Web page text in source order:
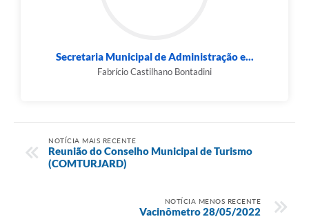
Secretaria Municipal de Administração e...
Fabrício Castilhano Bontadini
NOTÍCIA MAIS RECENTE
Reunião do Conselho Municipal de Turismo
(COMTURJARD)
NOTÍCIA MENOS RECENTE
Vacinômetro 28/05/2022